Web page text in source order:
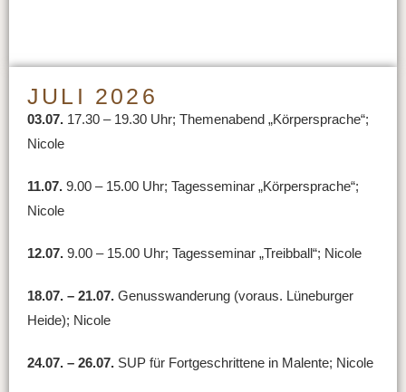
JULI 2026
03.07. 17.30 – 19.30 Uhr; Themenabend „Körpersprache“;
Nicole
11.07. 9.00 – 15.00 Uhr; Tagesseminar „Körpersprache“;
Nicole
12.07. 9.00 – 15.00 Uhr; Tagesseminar „Treibball“; Nicole
18.07. – 21.07. Genusswanderung (voraus. Lüneburger
Heide); Nicole
24.07. – 26.07. SUP für Fortgeschrittene in Malente; Nicole